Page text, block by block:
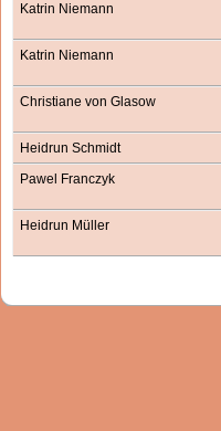
Katrin Niemann
Katrin Niemann
Christiane von Glasow
Heidrun Schmidt
Pawel Franczyk
Heidrun Müller